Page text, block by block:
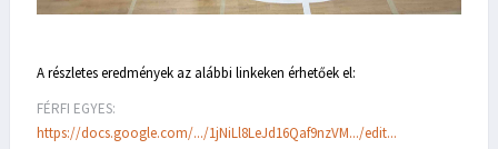
A részletes eredmények az alábbi linkeken érhetőek el:
FÉRFI EGYES:
https://docs.google.com/.../1jNiLl8LeJd16Qaf9nzVM.../edit...